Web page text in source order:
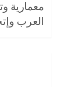
معمارية
العرب